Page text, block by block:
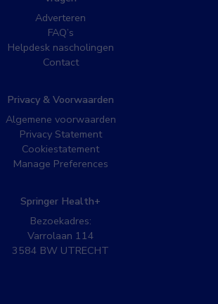
Adverteren
FAQ’s
Helpdesk nascholingen
Contact
Privacy & Voorwaarden
Algemene voorwaarden
Privacy Statement
Cookiestatement
Manage Preferences
Springer Health+
Bezoekadres:
Varrolaan 114
3584 BW UTRECHT